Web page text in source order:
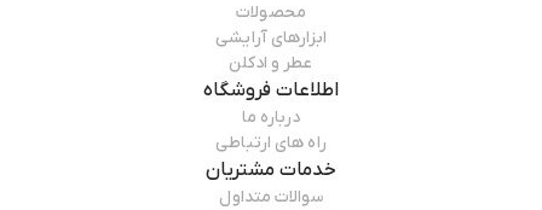
محصولات
ابزارهای آرایشی
عطر و ادکلن
اطلاعات فروشگاه
درباره ما
راه های ارتباطی
خدمات مشتریان
سوالات متداول